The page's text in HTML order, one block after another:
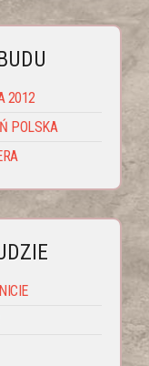
2012
POLSKA